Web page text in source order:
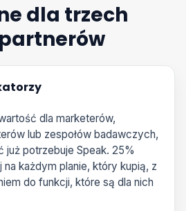
dla trzech
dla marketerów,
lub zespołów badawczych,
już potrzebuje Speak. 25%
każdym planie, który kupią, z
do funkcji, które są dla nich